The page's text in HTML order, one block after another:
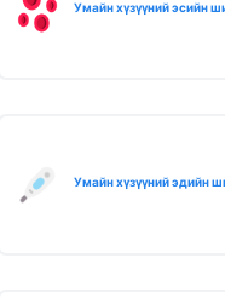
Умайн хүзүүний эсийн
Умайн хүзүүний эдийн